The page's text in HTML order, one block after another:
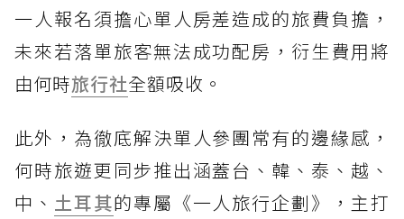
一人報名須擔心單人房差造成的旅費負擔，
未來若落單旅客無法成功配房，衍生費用將
由何時旅行社全額吸收。
此外，為徹底解決單人參團常有的邊緣感，
何時旅遊更同步推出涵蓋台、韓、泰、越、
中、 土耳其的專屬《一人旅行企劃》，主打